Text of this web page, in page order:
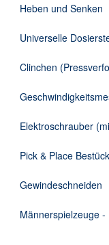
Heben und Senken
Universelle
Clinchen
Elektroschrauber
Pick & Place
Gewindeschneiden
Männerspielzeuge -